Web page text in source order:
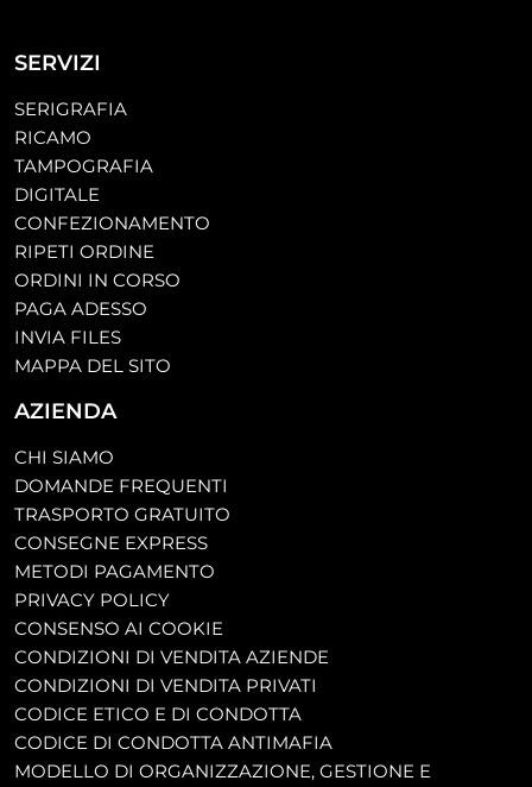
SERVIZI
SERIGRAFIA
RICAMO
TAMPOGRAFIA
DIGITALE
CONFEZIONAMENTO
RIPETI ORDINE
ORDINI IN CORSO
PAGA ADESSO
INVIA FILES
MAPPA DEL SITO
AZIENDA
CHI SIAMO
DOMANDE FREQUENTI
TRASPORTO GRATUITO
CONSEGNE EXPRESS
METODI PAGAMENTO
PRIVACY POLICY
CONSENSO AI COOKIE
CONDIZIONI DI VENDITA AZIENDE
CONDIZIONI DI VENDITA PRIVATI
CODICE ETICO E DI CONDOTTA
CODICE DI CONDOTTA ANTIMAFIA
MODELLO DI ORGANIZZAZIONE, GESTIONE E